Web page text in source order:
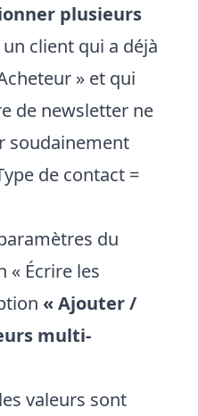
plusieurs
un client qui a déjà
» et qui
de newsletter ne
soudainement
de contact =
du
Écrire les
« Ajouter /
multi-
valeurs sont